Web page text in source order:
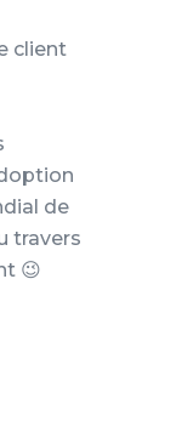
client
de
travers
😉